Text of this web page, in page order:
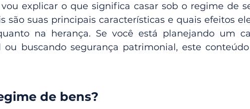
explicar o que significa casar sob o regime de
são suas principais características e quais efeitos
na herança. Se você está planejando um
ou buscando segurança patrimonial, este
de bens?